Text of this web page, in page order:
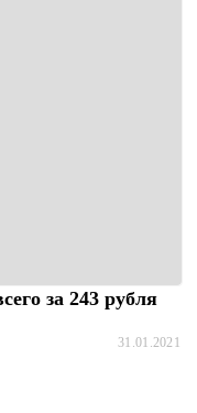
за 243 рубля
31.01.2021